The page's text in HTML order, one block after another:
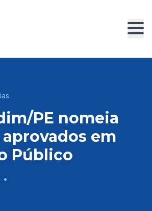
PE nomeia
em
Público
•